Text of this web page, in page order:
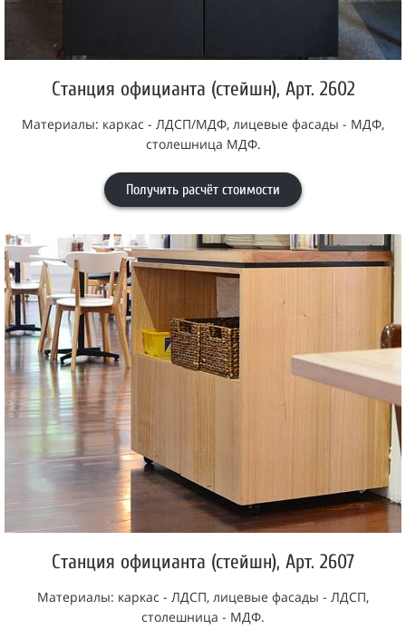
Станция официанта (стейшн), Арт. 2602
Материалы: каркас - ЛДСП/МДФ, лицевые фасады - МДФ,
столешница МДФ.
Получить расчёт стоимости
Станция официанта (стейшн), Арт. 2607
Материалы: каркас - ЛДСП, лицевые фасады - ЛДСП,
столешница - МДФ.